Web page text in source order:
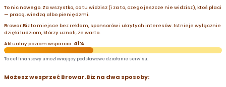
To nic nowego. Za wszystko, co tu widzisz (i za to, czego jeszcze nie widzisz), ktoś płaci
— pracą, wiedzą albo pieniędzmi.
Browar.Biz to miejsce bez reklam, sponsorów i ukrytych interesów. Istnieje wyłącznie
dzięki ludziom, którzy uznali, że warto.
Aktualny poziom wsparcia: 41%
To cel finansowy umożliwiający podstawowe działanie serwisu.
Możesz wesprzeć Browar.Biz na dwa sposoby: